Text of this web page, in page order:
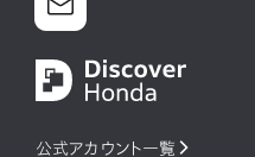
公式アカウント一覧